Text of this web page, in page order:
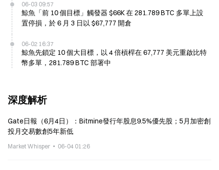
06-03 09:57
鯨魚「前 10 個目標」觸發器 $66K 在 281.789 BTC 多單上設
置停損，於 6 月 3 日以 $67,777 開倉
06-02 16:37
鯨魚先鎖定 10 個大目標，以 4 倍槓桿在 67,777 美元重啟比特
幣多單，281.789 BTC 部署中
深度解析
Gate日報（6月4日）：Bitmine發行年股息9.5%優先股；5月加密創
投月交易數創5年新低
Market Whisper 06-04 01:26